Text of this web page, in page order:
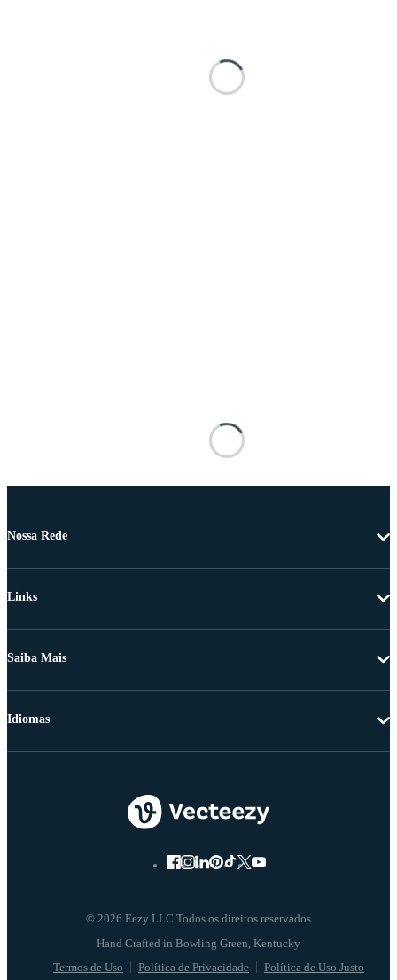
Nossa Rede
Links
Saiba Mais
© 2026 Eezy LLC Todos os direitos reservados
Termos de Uso Política de Privacidade Política de Uso Justo
Idiomas